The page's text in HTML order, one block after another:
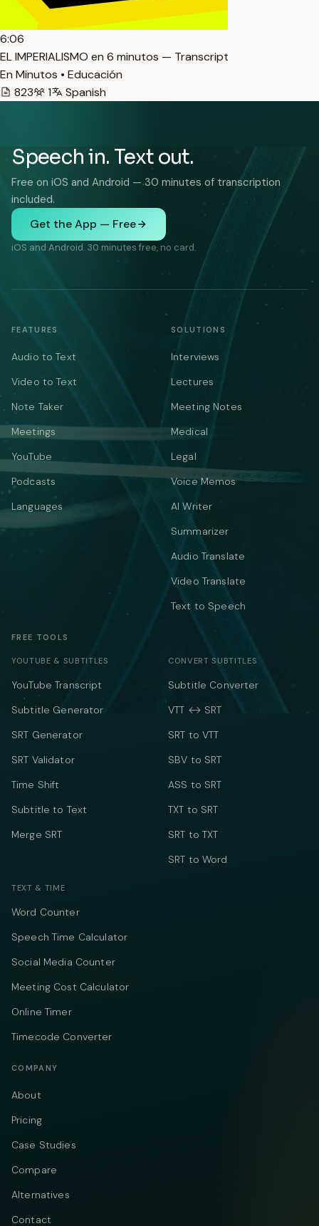
6:06
EL IMPERIALISMO en 6 minutos — Transcript
En Minutos • Educación
823
1 Spanish
Speech in. Text out.
Free on iOS and Android — 30 minutes of transcription
included.
Get the App — Free
iOS and Android. 30 minutes free, no card.
FEATURES
Audio to Text
Video to Text
Note Taker
Meetings
YouTube
Podcasts
Languages
SOLUTIONS
Interviews
Lectures
Meeting Notes
Medical
Legal
Voice Memos
AI Writer
Summarizer
Audio Translate
Video Translate
Text to Speech
FREE TOOLS
YOUTUBE & SUBTITLES
YouTube Transcript
Subtitle Generator
SRT Generator
SRT Validator
Time Shift
Subtitle to Text
Merge SRT
CONVERT SUBTITLES
Subtitle Converter
VTT ↔ SRT
SRT to VTT
SBV to SRT
ASS to SRT
TXT to SRT
SRT to TXT
SRT to Word
TEXT & TIME
Word Counter
Speech Time Calculator
Social Media Counter
Meeting Cost Calculator
Online Timer
Timecode Converter
COMPANY
About
Pricing
Case Studies
Compare
Alternatives
Contact